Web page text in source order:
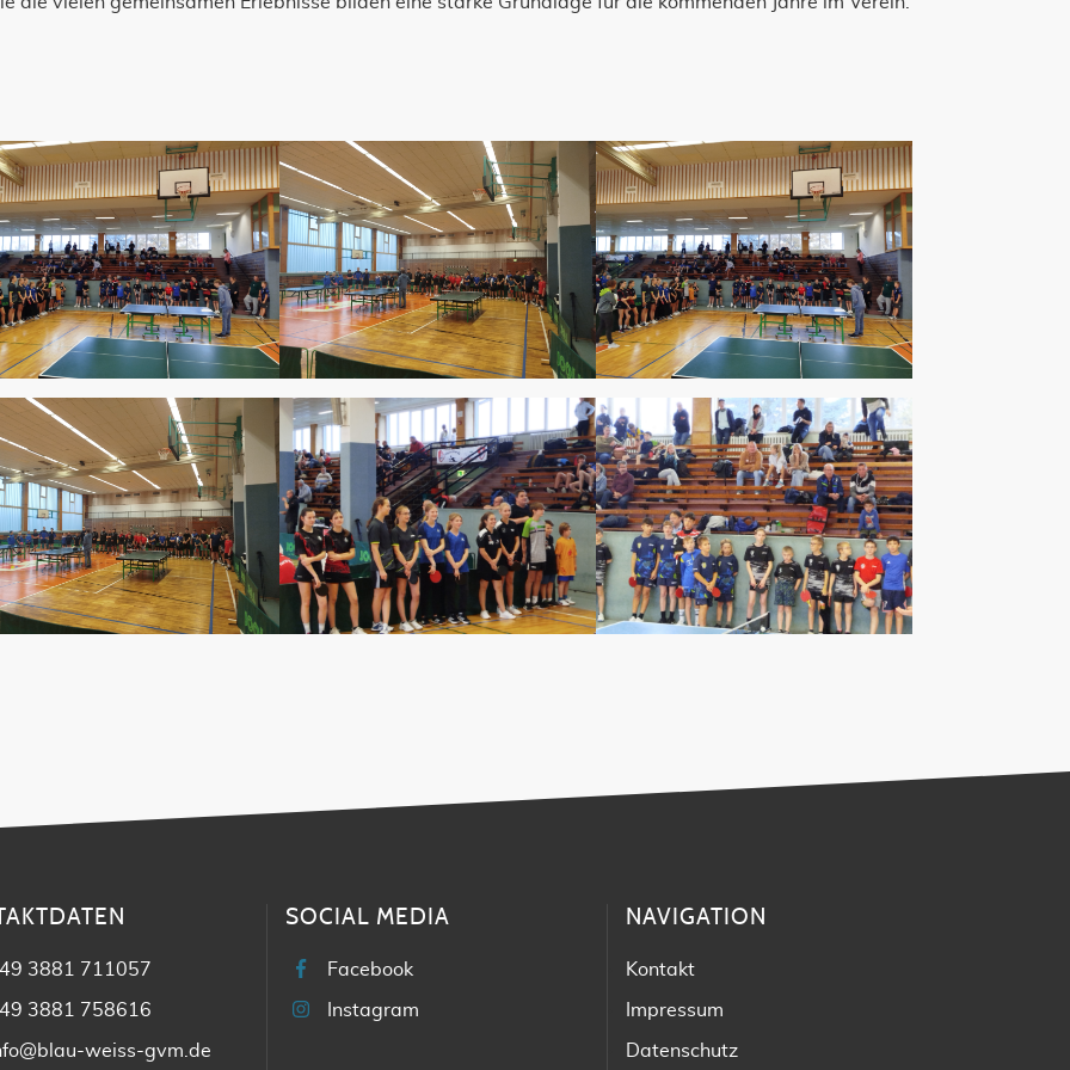
3881 711057
3881 758616
weiss-gvm.de
SOCIAL MEDIA
Facebook
Instagram
NAVIGATION
Kontakt
Impressum
Datenschutz